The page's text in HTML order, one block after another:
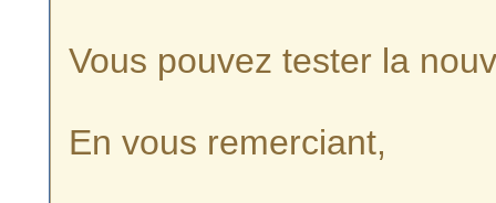
Vous pouvez tester la
En vous remerciant,